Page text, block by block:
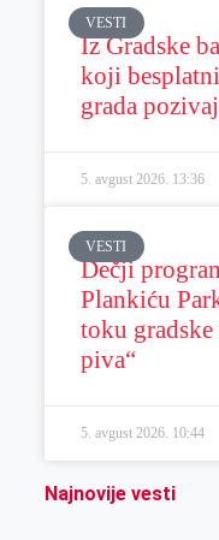
VESTI
Iz Gradske
koji
grada
5. avgust 2026. 13:36
VESTI
Dečji
Plankiću
toku
piva“
5. avgust 2026. 10:44
Najnovije vesti